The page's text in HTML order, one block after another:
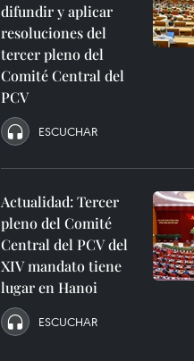
difundir y aplicar
resoluciones del
tercer pleno del
Comité Central del
PCV
ESCUCHAR
Actualidad: Tercer
pleno del Comité
Central del PCV del
XIV mandato tiene
lugar en Hanoi
ESCUCHAR